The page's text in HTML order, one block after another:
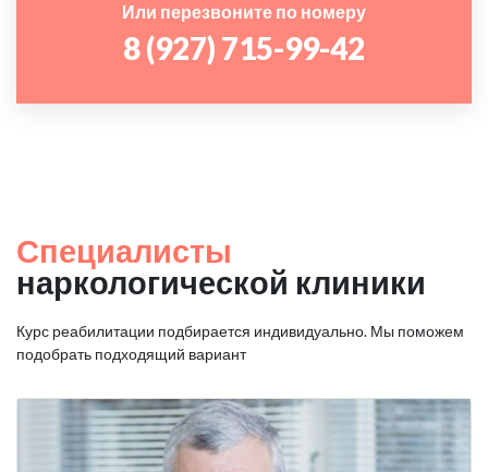
Или перезвоните по номеру
8 (927) 715-99-42
Специалисты
наркологической клиники
Курс реабилитации подбирается индивидуально. Мы поможем
подобрать подходящий вариант